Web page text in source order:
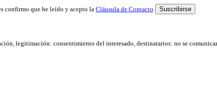
confirmo que he leído y acepto la Cláusula de Contacto
legitimación: consentimiento del interesado, destinatarios: no se